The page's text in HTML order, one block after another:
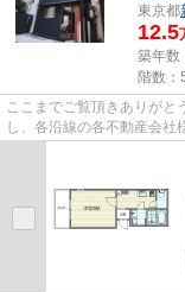
東京都
12.5
築年数
階数：
ここまでご覧頂きありがと
し、各沿線の各不動産会